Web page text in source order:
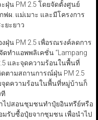
น PM 2.5 โดยจัดตั้งศูนย์
ผ. แม่เมาะ และมีโครงการ
ยะยาว
ฝุ่น PM 2.5 เพื่อรณรงค์ลดการ
ดทำแอพพลิเคชั่น “Lampang
และจุดความร้อนในพื้นที่
ตามสถานการณ์ฝุ่น PM 2.5
จุดความร้อนในพื้นที่หมู่บ้านก็
ที
ไปสอนชุมชนทำปุ๋ยอินทรีย์หรือ
มรับซื้อปุ๋ยจากชุมชน เพื่อนำไป